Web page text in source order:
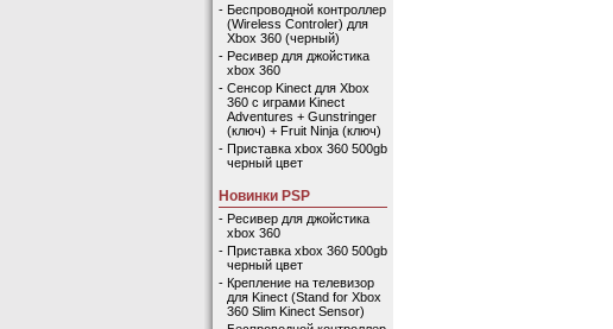
- Беспроводной контроллер
(Wireless Controler) для
Xbox 360 (черный)
- Ресивер для джойстика
xbox 360
- Сенсор Kinect для Xbox
360 с играми Kinect
Adventures + Gunstringer
(ключ) + Fruit Ninja (ключ)
- Приставка xbox 360 500gb
черный цвет
Новинки PSP
- Ресивер для джойстика
xbox 360
- Приставка xbox 360 500gb
черный цвет
- Крепление на телевизор
для Kinect (Stand for Xbox
360 Slim Kinect Sensor)